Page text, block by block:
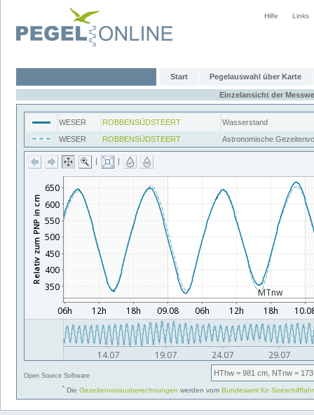
Hilfe Links
Start Pegelauswahl über Karte
Einzelansicht der
WESER ROBBENSÜDSTEERT
Wasserstand
WESER
ROBBENSÜDSTEERT Astronomische
| |
Open Source Software HThw = 981 cm, NTnw =
* Die Gezeitenvorausberechnungen werden vom Bundesamt für